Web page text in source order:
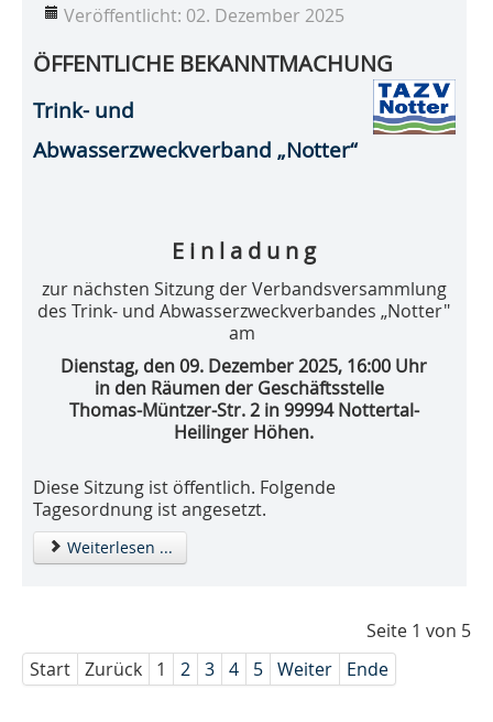
Veröffentlicht: 02. Dezember 2025
ÖFFENTLICHE BEKANNTMACHUNG
Trink- und
Abwasserzweckverband „Notter“
E i n l a d u n g
zur nächsten Sitzung der Verbandsversammlung
des Trink- und Abwasserzweckverbandes „Notter"
am
Dienstag, den 09. Dezember 2025, 16:00 Uhr
in den Räumen der Geschäftsstelle
Thomas-Müntzer-Str. 2 in 99994 Nottertal-
Heilinger Höhen.
Diese Sitzung ist öffentlich. Folgende
Tagesordnung ist angesetzt.
Weiterlesen ...
Seite 1 von 5
Start Zurück 1 2 3 4 5 Weiter Ende